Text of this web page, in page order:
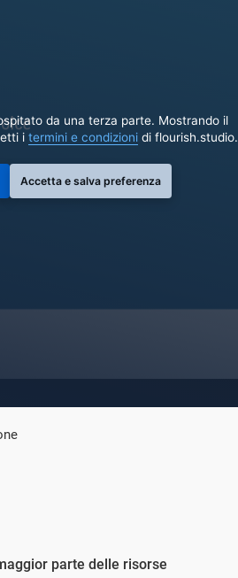
da una terza parte. Mostrando il
i termini e condizioni di flourish.studio.
Accetta e salva preferenza
parte delle risorse